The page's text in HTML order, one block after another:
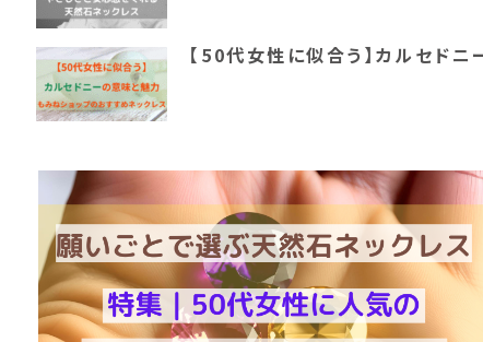
【50代女性に似合う】カルセド